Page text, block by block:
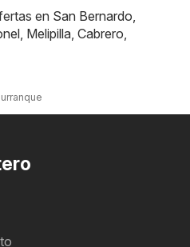
en San Bernardo,
, Melipilla, Cabrero,